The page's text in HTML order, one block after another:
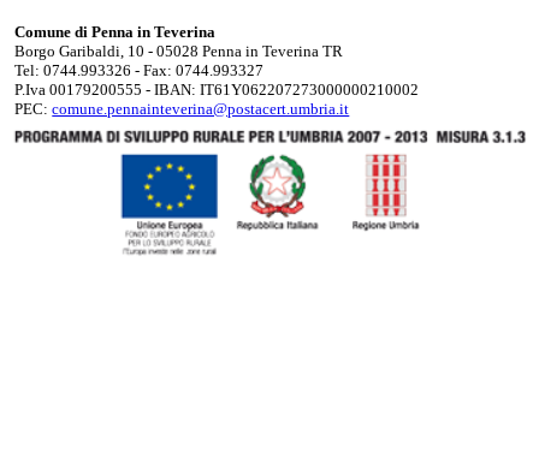
Comune di Penna in Teverina
Borgo Garibaldi, 10 - 05028 Penna in Teverina TR
Tel: 0744.993326 - Fax: 0744.993327
P.Iva 00179200555 - IBAN: IT61Y062207273000000210002
PEC:comune.pennainteverina@postacert.umbria.it